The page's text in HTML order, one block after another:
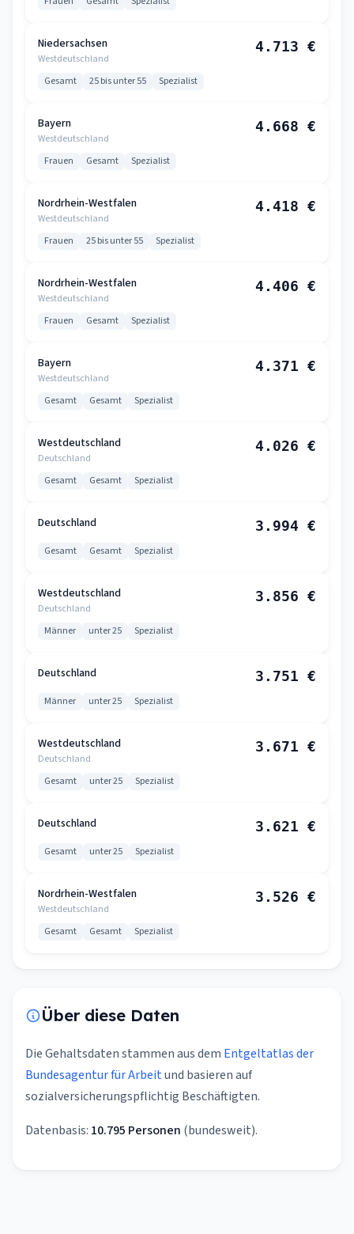
Niedersachsen
Westdeutschland
4.713 €
Gesamt 25 bis unter 55 Spezialist
Bayern
Westdeutschland
4.668 €
Frauen Gesamt Spezialist
Nordrhein-Westfalen
Westdeutschland
4.418 €
Frauen 25 bis unter 55 Spezialist
Nordrhein-Westfalen
Westdeutschland
4.406 €
Frauen Gesamt Spezialist
Bayern
Westdeutschland
4.371 €
Gesamt Gesamt Spezialist
Westdeutschland
Deutschland
4.026 €
Gesamt Gesamt Spezialist
Deutschland 3.994 €
Gesamt Gesamt Spezialist
Westdeutschland
Deutschland
3.856 €
Männer unter 25 Spezialist
Deutschland 3.751 €
Männer unter 25 Spezialist
Westdeutschland
Deutschland
3.671 €
Gesamt unter 25 Spezialist
Deutschland 3.621 €
Gesamt unter 25 Spezialist
Nordrhein-Westfalen
Westdeutschland
3.526 €
Gesamt Gesamt Spezialist
Über diese Daten
Die Gehaltsdaten stammen aus dem Entgeltatlas der
Bundesagentur für Arbeitund basieren auf
sozialversicherungspflichtig Beschäftigten.
Datenbasis: 10.795 Personen (bundesweit).